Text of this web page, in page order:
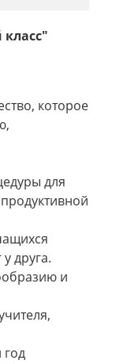
которое
для
друга.
и
год